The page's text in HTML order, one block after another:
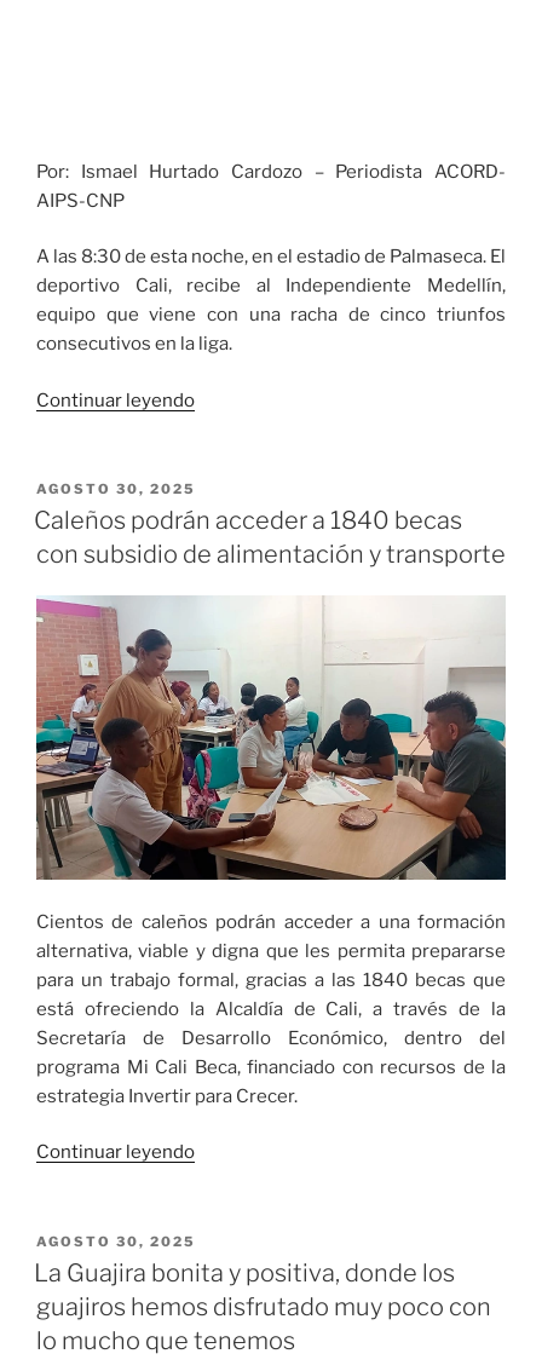
Por: Ismael Hurtado Cardozo – Periodista ACORD-
AIPS-CNP
A las 8:30 de esta noche, en el estadio de Palmaseca. El
deportivo Cali, recibe al Independiente Medellín,
equipo que viene con una racha de cinco triunfos
consecutivos en la liga.
Continuar leyendo«Los
al
Poderoso»
PUBLICADO
EL
AGOSTO 30, 2025
Caleños podrán acceder a 1840 becas
con subsidio de alimentación y transporte
Cientos de caleños podrán acceder a una formación
alternativa, viable y digna que les permita prepararse
para un trabajo formal, gracias a las 1840 becas que
está ofreciendo la Alcaldía de Cali, a través de la
Secretaría de Desarrollo Económico, dentro del
programa Mi Cali Beca, financiado con recursos de la
estrategia Invertir para Crecer.
Continuar leyendo«Caleños
1840
becas
subsidio
PUBLICADO
EL
AGOSTO 30, 2025
La Guajira bonita y positiva, donde los
guajiros hemos disfrutado muy poco con
lo mucho que tenemos